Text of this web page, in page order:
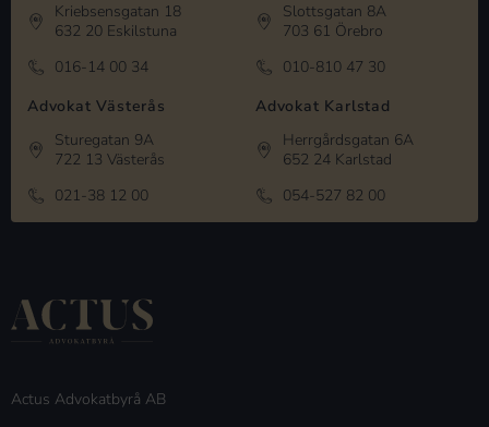
Kriebsensgatan 18
632 20 Eskilstuna
016-14 00 34
Slottsgatan 8A
703 61 Örebro
010-810 47 30
Advokat Västerås
Sturegatan 9A
722 13 Västerås
021-38 12 00
Advokat Karlstad
Herrgårdsgatan 6A
652 24 Karlstad
054-527 82 00
Actus Advokatbyrå AB